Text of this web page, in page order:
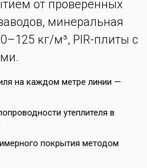
от проверенных
минеральная
кг/м³, PIR-плиты с
на каждом метре линии —
утеплителя в
покрытия методом